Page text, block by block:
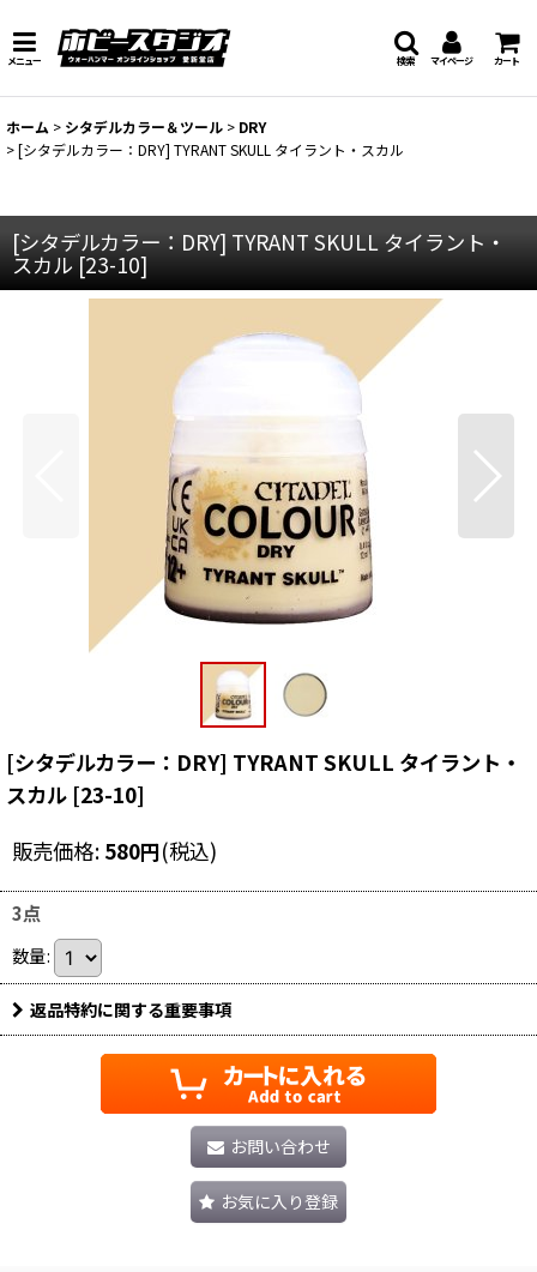
メニュー マイページ カート
検索
ホーム > シタデルカラー＆ツール > DRY
>[シタデルカラー：DRY] TYRANT SKULL タイラント・スカル
[シタデルカラー：DRY] TYRANT SKULL タイラント・
スカル [23-10]
[シタデルカラー：DRY] TYRANT SKULL タイラント・
スカル [23-10]
販売価格: 580円(税込)
3点
数量:
返品特約に関する重要事項
お問い合わせ
お気に入り登録